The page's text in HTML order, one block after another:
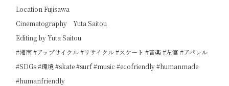
Location Fujisawa
Cinematography Yuta Saitou
Editing by Yuta Saitou
#湘南 #アップサイクル #リサイクル #スケート #音楽 #左官 #アパレル
#SDGs #環境 #skate #surf #music #ecofriendly #humanmade
#humanfriendly